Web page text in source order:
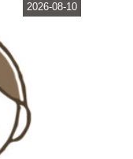
2026-08-10